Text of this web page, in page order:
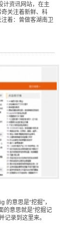
计资讯网站，在主
关注着新鲜、科
着：曾做客湖南卫
意思是“挖掘”，
的意思就是“挖掘记
记录到这里来。